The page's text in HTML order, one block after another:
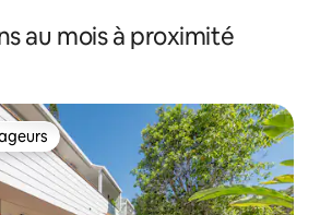
au mois à proximité